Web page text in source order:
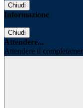
Chiudi
Informazione
Chiudi
Attendere...
Attendere il